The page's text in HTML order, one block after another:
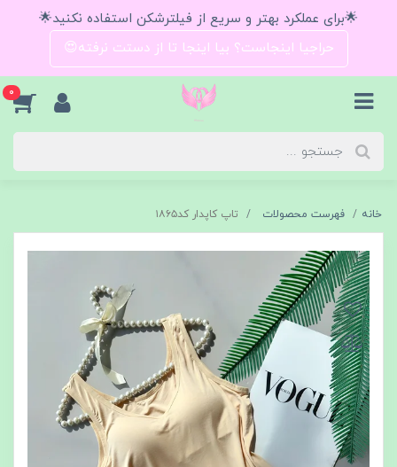
🌟برای عملکرد بهتر و سریع از فیلترشکن استفاده نکنید🌟
حراجیا اینجاست؟ بیا اینجا تا از دستت نرفته😍
0
خانه فهرست محصولات تاپ کاپدار کد۱۸۶۵